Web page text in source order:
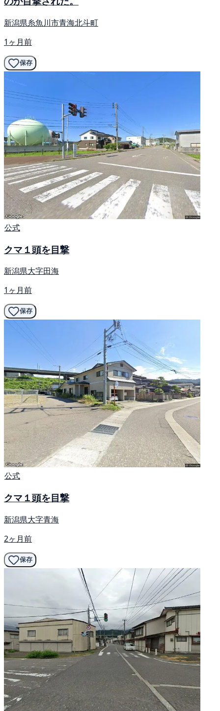
新潟県糸魚川市青海北斗町
1ヶ月前
保存
公式
クマ１頭を目撃
新潟県大字田海
1ヶ月前
保存
公式
クマ１頭を目撃
新潟県大字青海
2ヶ月前
保存